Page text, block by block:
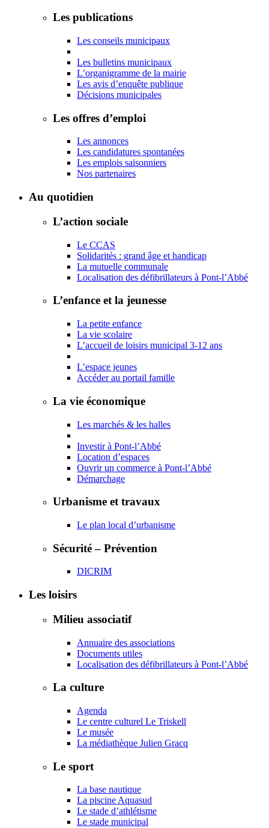
Les publications
Les conseils municipaux
Les bulletins municipaux
L’organigramme de la mairie
Les avis d’enquête publique
Décisions municipales
Les offres d’emploi
Les annonces
Les candidatures spontanées
Les emplois saisonniers
Nos partenaires
Au quotidien
L’action sociale
Le CCAS
Solidarités : grand âge et handicap
La mutuelle communale
Localisation des défibrillateurs à Pont-l’Abbé
L’enfance et la jeunesse
La petite enfance
La vie scolaire
L’accueil de loisirs municipal 3-12 ans
L’espace jeunes
Accéder au portail famille
La vie économique
Les marchés & les halles
Investir à Pont-l’Abbé
Location d’espaces
Ouvrir un commerce à Pont-l’Abbé
Démarchage
Urbanisme et travaux
Le plan local d’urbanisme
Sécurité – Prévention
DICRIM
Les loisirs
Milieu associatif
Annuaire des associations
Documents utiles
Localisation des défibrillateurs à Pont-l’Abbé
La culture
Agenda
Le centre culturel Le Triskell
Le musée
La médiathèque Julien Gracq
Le sport
La base nautique
La piscine Aquasud
Le stade d’athlétisme
Le stade municipal